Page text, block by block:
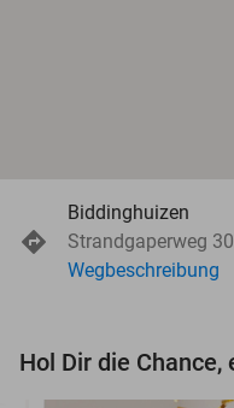
Biddinghuizen
Strandgaperweg 30
Wegbeschreibung